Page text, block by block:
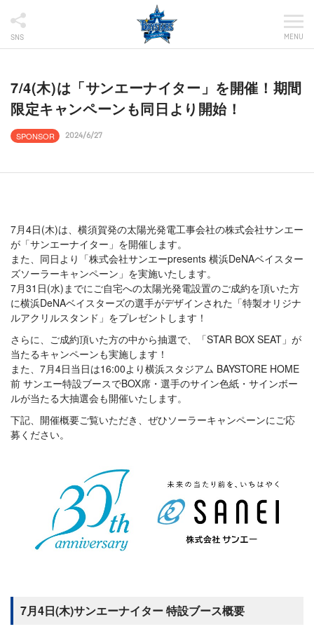
SNS MENU
7/4(木)は「サンエーナイター」を開催！期間
限定キャンペーンも同日より開始！
SPONSOR 2024/6/27
7月4日(木)は、横須賀発の太陽光発電工事会社の株式会社サンエー
が「サンエーナイター」を開催します。
また、同日より「株式会社サンエーpresents 横浜DeNAベイスター
ズソーラーキャンペーン」を実施いたします。
7月31日(水)までにご自宅への太陽光発電設置のご成約を頂いた方
に横浜DeNAベイスターズの選手がデザインされた「特製オリジナ
ルアクリルスタンド」をプレゼントします！
さらに、ご成約頂いた方の中から抽選で、「STAR BOX SEAT」が
当たるキャンペーンも実施します！
また、7月4日当日は16:00より横浜スタジアム BAYSTORE HOME
前 サンエー特設ブースでBOX席・選手のサイン色紙・サインボー
ルが当たる大抽選会も開催いたします。
下記、開催概要ご覧いただき、ぜひソーラーキャンペーンにご応
募ください。
7月4日(木)サンエーナイター 特設ブース概要